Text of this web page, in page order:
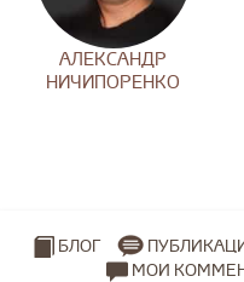
АЛЕКСАНДР
НИЧИПОРЕНКО
БЛОГ
МОИ